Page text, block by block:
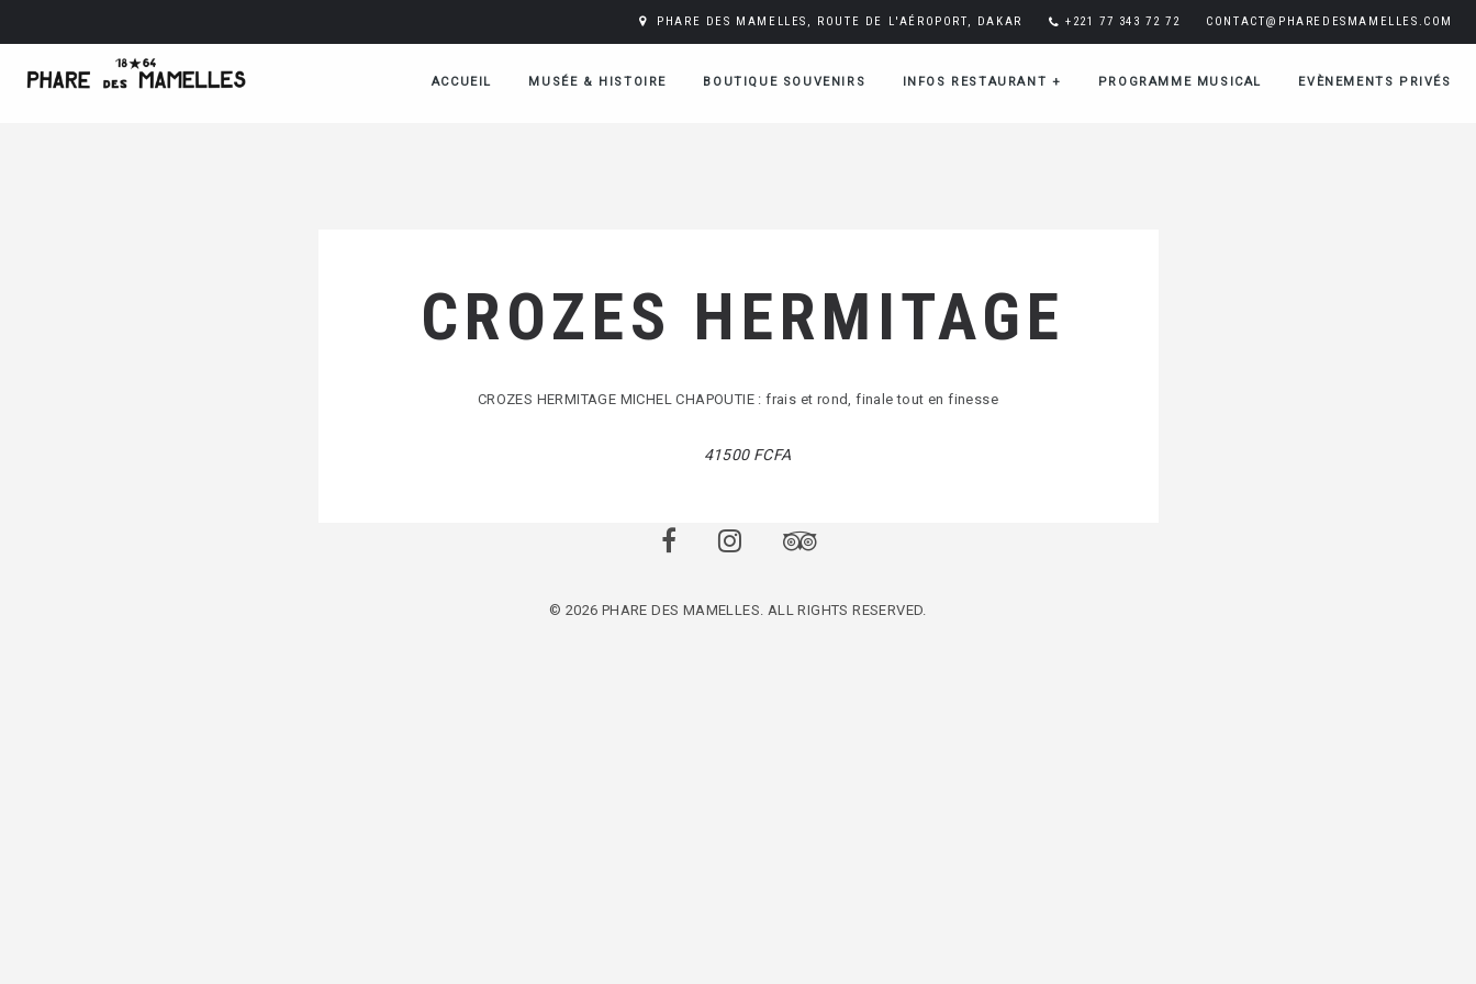
PHARE DES MAMELLES, ROUTE DE L'AÉROPORT, DAKAR +221 77 343 72 72 CONTACT@PHAREDESMAMELLES.COM
ACCUEIL MUSÉE & HISTOIRE BOUTIQUE SOUVENIRS INFOS RESTAURANT + PROGRAMME MUSICAL EVÈNEMENTS PRIVÉS
CROZES HERMITAGE
CROZES HERMITAGE MICHEL CHAPOUTIE : frais et rond, finale tout en finesse
41500 FCFA
© 2026 PHARE DES MAMELLES. ALL RIGHTS RESERVED.